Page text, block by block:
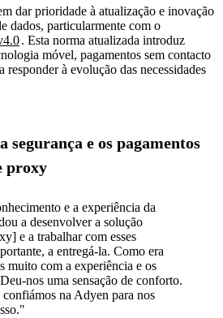
dar prioridade à atualização e inovação
dados, particularmente com o
. Esta norma atualizada introduz
móvel, pagamentos sem contacto
responder à evolução das necessidades
segurança e os pagamentos
proxy
e a experiência da
a desenvolver a solução
e a trabalhar com esses
a entregá-la. Como era
muito com a experiência e os
nos uma sensação de conforto.
na Adyen para nos